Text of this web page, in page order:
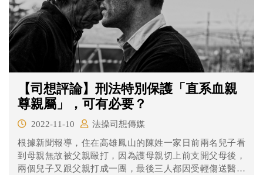
【司想評論】刑法特別保護「直系血親
尊親屬」，可有必要？
2022-11-10
法操司想傳媒
根據新聞報導，住在高雄鳳山的陳姓一家日前兩名兒子看
到母親無故被父親毆打，因為護母親切上前支開父母後，
兩個兒子又跟父親打成一團，最後三人都因受輕傷送醫治